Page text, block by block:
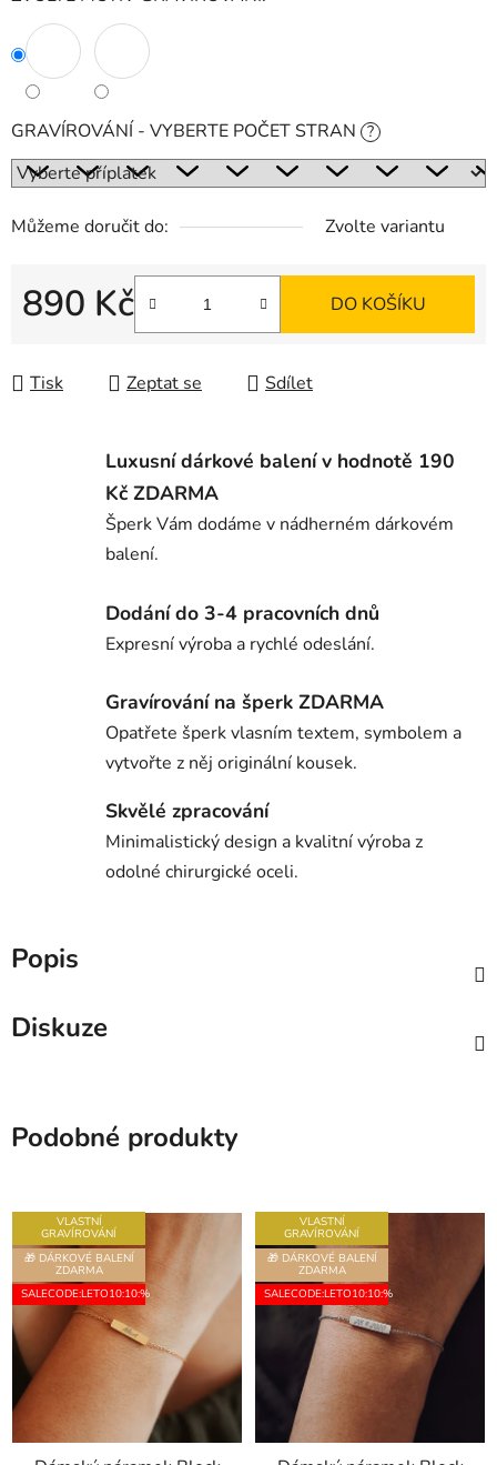
GRAVÍROVÁNÍ - VYBERTE POČET STRAN ?
Můžeme doručit do: Zvolte variantu
890 Kč DO KOŠÍKU
Tisk Zeptat se Sdílet
Luxusní dárkové balení v hodnotě 190
Kč ZDARMA
Šperk Vám dodáme v nádherném dárkovém
balení.
Dodání do 3-4 pracovních dnů
Expresní výroba a rychlé odeslání.
Gravírování na šperk ZDARMA
Opatřete šperk vlasním textem, symbolem a
vytvořte z něj originální kousek.
Skvělé zpracování
Minimalistický design a kvalitní výroba z
odolné chirurgické oceli.
Popis
Diskuze
Podobné produkty
VLASTNÍ
GRAVÍROVÁNÍ
🎁 DÁRKOVÉ BALENÍ
ZDARMA
SALECODE:LETO10:10:%
VLASTNÍ
GRAVÍROVÁNÍ
🎁 DÁRKOVÉ BALENÍ
ZDARMA
SALECODE:LETO10:10:%